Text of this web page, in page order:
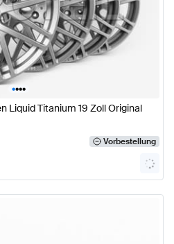
••••
Liquid Titanium 19 Zoll Original
Vorbestellung